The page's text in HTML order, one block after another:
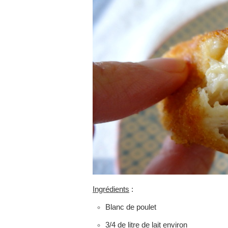
Ingrédients :
Blanc de poulet
3/4 de litre de lait environ